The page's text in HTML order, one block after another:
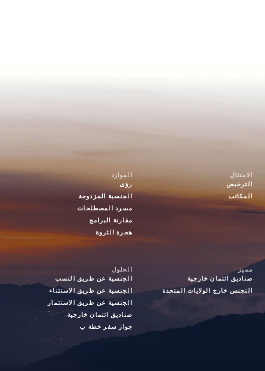
الامتثال
الترخيص
المكاتب
الموارد
رؤى
الجنسية المزدوجة
مسرد المصطلحات
مقارنة البرامج
هجرة الثروة
مميز
صناديق ائتمان خارجية
التجنس خارج الولايات المتحدة
الحلول
الجنسية عن طريق النسب
الجنسية عن طريق الاستثناء
الجنسية عن طريق الاستثمار
صناديق ائتمان خارجية
جواز سفر خطة ب